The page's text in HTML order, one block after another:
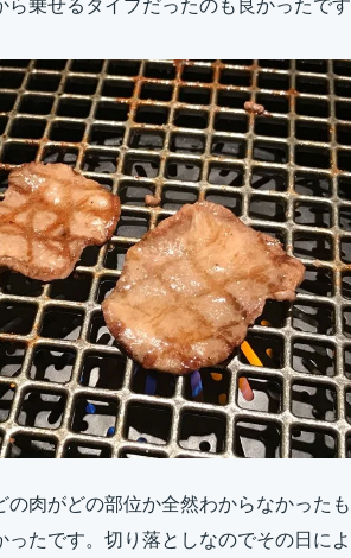
ら乗せるタイプだったのも良かったです
の肉がどの部位か全然わからなかったも
ったです。切り落としなのでその日によ